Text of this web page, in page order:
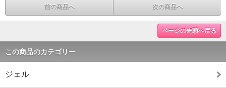
前の商品へ 次の商品へ
ページの先頭へ戻る
この商品のカテゴリー
ジェル